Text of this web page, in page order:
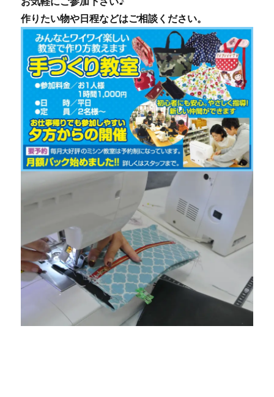
作りたい物や日程などはご相談ください。